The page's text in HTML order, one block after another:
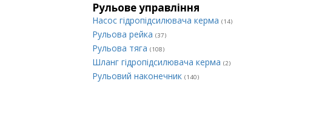
Рульове управління
Насос гідропідсилювача керма (14)
Рульова рейка (37)
Рульова тяга (108)
Шланг гідропідсилювача керма (2)
Рульовий наконечник (140)